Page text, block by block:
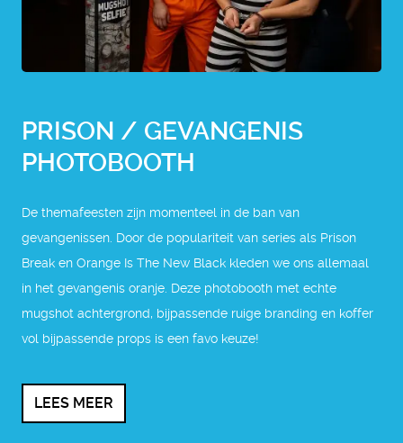
PRISON / GEVANGENIS
PHOTOBOOTH
De themafeesten zijn momenteel in de ban van
gevangenissen. Door de populariteit van series als Prison
Break en Orange Is The New Black kleden we ons allemaal
in het gevangenis oranje. Deze photobooth met echte
mugshot achtergrond, bijpassende ruige branding en koffer
vol bijpassende props is een favo keuze!
LEES MEER